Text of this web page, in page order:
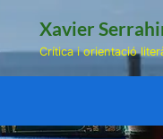
Xavier
Crítica i orientació